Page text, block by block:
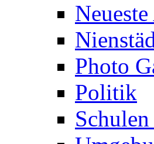
Photo
Politik